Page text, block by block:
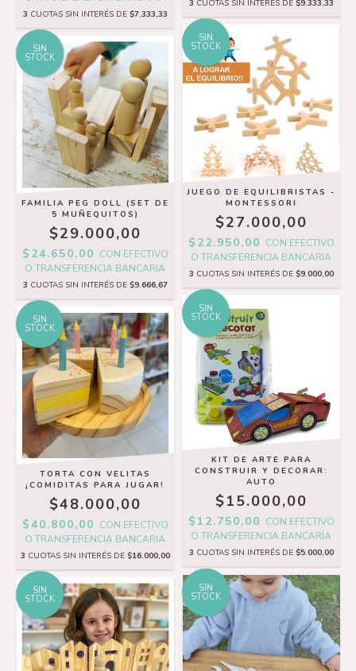
3 CUOTAS SIN INTERÉS DE $7.333,33
3 CUOTAS SIN INTERÉS DE $9.333,33
SIN
STOCK
FAMILIA PEG DOLL (SET DE
5 MUÑEQUITOS)
$29.000,00
$24.650,00 CON EFECTIVO
O TRANSFERENCIA BANCARIA
3 CUOTAS SIN INTERÉS DE $9.666,67
SIN
STOCK
JUEGO DE EQUILIBRISTAS -
MONTESSORI
$27.000,00
$22.950,00 CON EFECTIVO
O TRANSFERENCIA BANCARIA
3 CUOTAS SIN INTERÉS DE $9.000,00
SIN
STOCK
TORTA CON VELITAS
¡COMIDITAS PARA JUGAR!
$48.000,00
$40.800,00 CON EFECTIVO
O TRANSFERENCIA BANCARIA
3 CUOTAS SIN INTERÉS DE $16.000,00
SIN
STOCK
KIT DE ARTE PARA
CONSTRUIR Y DECORAR:
AUTO
$15.000,00
$12.750,00 CON EFECTIVO
O TRANSFERENCIA BANCARIA
3 CUOTAS SIN INTERÉS DE $5.000,00
SIN
STOCK
SIN
STOCK